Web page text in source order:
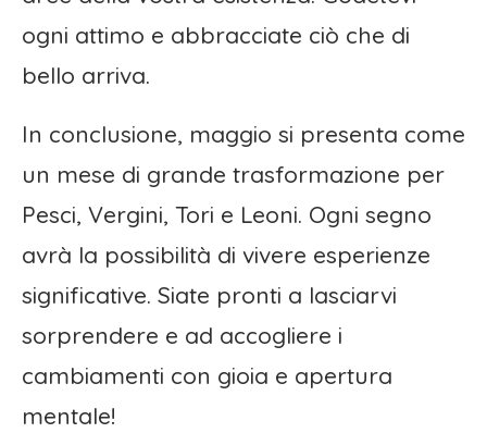
ogni attimo e abbracciate ciò che di
bello arriva.
In conclusione, maggio si presenta come
un mese di grande trasformazione per
Pesci, Vergini, Tori e Leoni. Ogni segno
avrà la possibilità di vivere esperienze
significative. Siate pronti a lasciarvi
sorprendere e ad accogliere i
cambiamenti con gioia e apertura
mentale!